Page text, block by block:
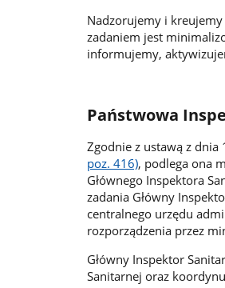
Nadzorujemy i
zadaniem jest
informujemy,
Państwowa
Zgodnie z ustawą z
poz. 416), podlega ona
Głównego Inspektora
zadania Główny
centralnego urzędu
rozporządzenia przez
Główny Inspektor
Sanitarnej oraz